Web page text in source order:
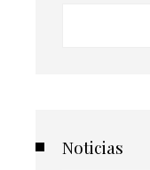
Noticias